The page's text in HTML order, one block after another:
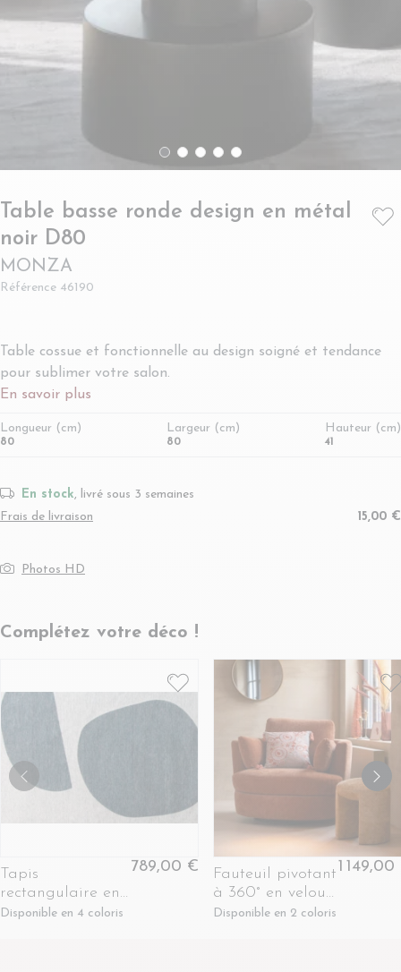
Table basse ronde design en métal
noir D80
MONZA
Référence 46190
Table cossue et fonctionnelle au design soigné et tendance
pour sublimer votre salon.
En savoir plus
Longueur (cm)
80
Largeur (cm)
80
Hauteur (cm)
41
En stock, livré sous 3 semaines
Frais de livraison
15,00 €
Photos HD
Complétez votre déco !
Tapis
rectangulaire en
coton formes
Disponible en 4 coloris
789,00 €
Fauteuil pivotant
à 360° en velours
texturé - ANGEL
Disponible en 2 coloris
1